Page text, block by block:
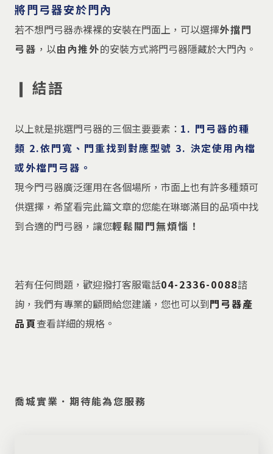
將門弓器安於門內
若不想門弓器赤裸裸的安裝在門面上，可以選擇外擋門
弓器 ，以由內推外的安裝方式將門弓器隱藏於大門內。
❙ 結語
以上就是挑選門弓器的三個主要要素： 1. 門弓器的種
類 2.依門寬、門重找到對應型號 3. 決定使用內檔
或外檔門弓器。
現今門弓器廣泛運用在各個場所，市面上也有許多種類可
供選擇，希望看完此篇文章的您能在琳瑯滿目的品項中找
到合適的門弓器，讓您輕鬆關門無煩惱！
若有任何問題，歡迎撥打客服電話04-2336-0088諮
詢，我們有專業的顧問給您建議，您也可以到門弓器產
品頁查看詳細的規格。
喬城實業．期待能為您服務